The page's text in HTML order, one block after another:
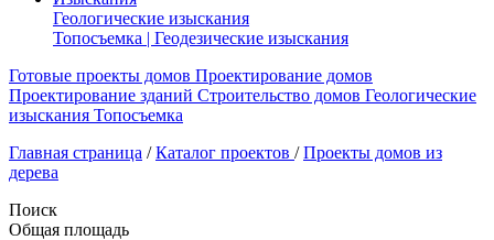
Геологические изыскания
Топосъемка | Геодезические изыскания
Готовые проекты домов Проектирование домов
Проектирование зданий Строительство домов Геологические
изыскания Топосъемка
Главная страница / Каталог проектов / Проекты домов из
дерева
Поиск
Общая площадь